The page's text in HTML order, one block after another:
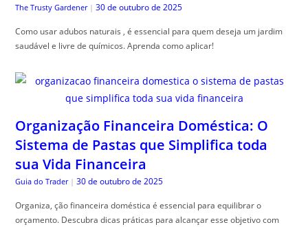
The Trusty Gardener | 30 de outubro de 2025
Como usar adubos naturais , é essencial para quem deseja um jardim
saudável e livre de químicos. Aprenda como aplicar!
Organização Financeira Doméstica: O
Sistema de Pastas que Simplifica toda
sua Vida Financeira
Guia do Trader | 30 de outubro de 2025
Organiza, ção financeira doméstica é essencial para equilibrar o
orçamento. Descubra dicas práticas para alcançar esse objetivo com